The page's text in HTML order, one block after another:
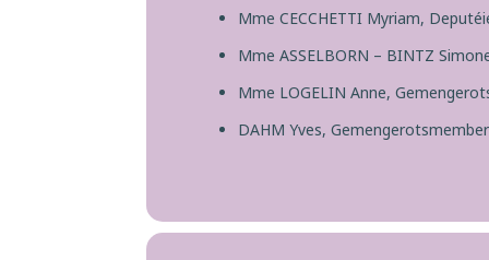
Mme CECCHETTI Myriam,
Mme ASSELBORN – BINTZ
Mme LOGELIN Anne,
DAHM Yves, Gemengerotsmember